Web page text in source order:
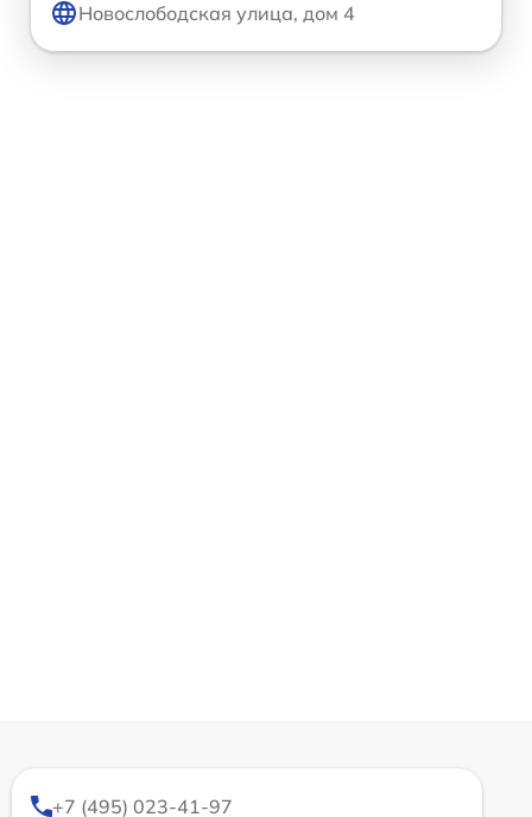
Новослободская улица, дом 4
+7 (495) 023-41-97